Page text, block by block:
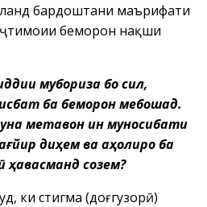
бардоштани маърифати
беморон нақши
мубориза бо сил,
ба беморон мебошад.
метавон ин муносибати
диҳем ва аҳолиро ба
ҳавасманд созем?
ки стигма (доғгузорӣ)